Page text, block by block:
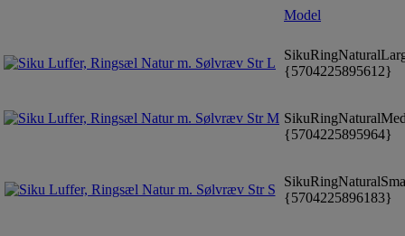
Model
{5704225895612}
{5704225895964}
{5704225896183}